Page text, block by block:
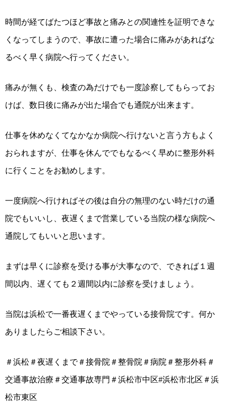
時間が経てばたつほど事故と痛みとの関連性を証明できな
くなってしまうので、事故に遭った場合に痛みがあればな
るべく早く病院へ行ってください。
痛みが無くも、検査の為だけでも一度診察してもらってお
けば、数日後に痛みが出た場合でも通院が出来ます。
仕事を休めなくてなかなか病院へ行けないと言う方もよく
おられますが、仕事を休んででもなるべく早めに整形外科
に行くことをお勧めします。
一度病院へ行ければその後は自分の無理のない時だけの通
院でもいいし、夜遅くまで営業している当院の様な病院へ
通院してもいいと思います。
まずは早くに診察を受ける事が大事なので、できれば１週
間以内、遅くても２週間以内に診察を受けましょう。
当院は浜松で一番夜遅くまでやっている接骨院です。何か
ありましたらご相談下さい。
＃浜松＃夜遅くまで＃接骨院＃整骨院＃病院＃整形外科＃
交通事故治療＃交通事故専門＃浜松市中区#浜松市北区＃浜
松市東区